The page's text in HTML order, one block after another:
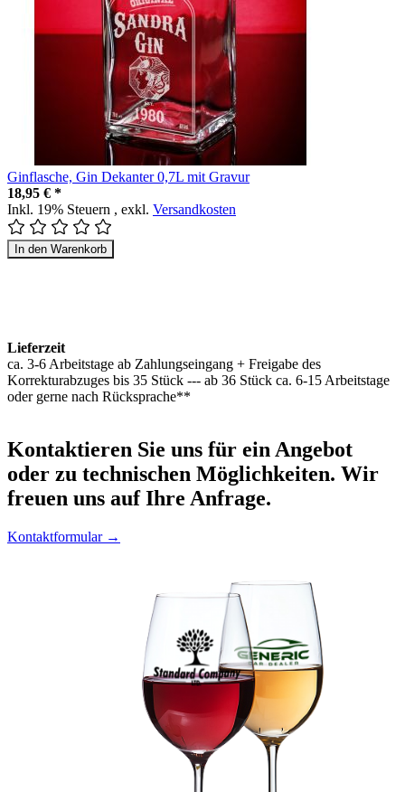
Ginflasche, Gin Dekanter 0,7L mit Gravur
18,95 € *
Inkl. 19% Steuern , exkl. Versandkosten
In den Warenkorb
Lieferzeit
ca. 3-6 Arbeitstage ab Zahlungseingang + Freigabe des
Korrekturabzuges bis 35 Stück --- ab 36 Stück ca. 6-15 Arbeitstage
oder gerne nach Rücksprache**
Kontaktieren Sie uns für ein Angebot
oder zu technischen Möglichkeiten. Wir
freuen uns auf Ihre Anfrage.
Kontaktformular →